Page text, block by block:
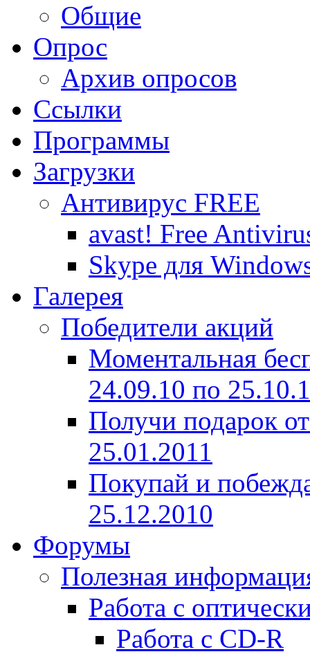
Общие
Опрос
Архив опросов
Ссылки
Программы
Загрузки
Антивирус FREE
avast! Free
Skype для
Галерея
Победители акций
Моментальная
24.09.10 по
Получи подарок
25.01.2011
Покупай и
25.12.2010
Форумы
Полезная
Работа с
Работа с CD-R